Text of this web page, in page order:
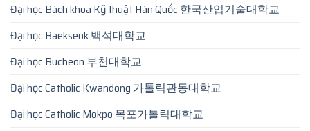
Đại học Bách khoa Kỹ thuật Hàn Quốc 한국산업기술대학교
Đại học Baekseok 백석대학교
Đại học Bucheon 부천대학교
Đại học Catholic Kwandong 가톨릭관동대학교
Đại học Catholic Mokpo 목포가톨릭대학교